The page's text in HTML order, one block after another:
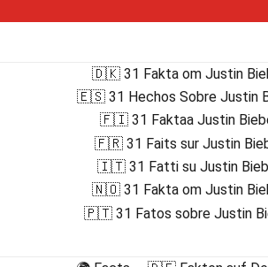
🇩🇰 31 Fakta om Justin
🇪🇸 31 Hechos Sobre Justin
🇫🇮 31 Faktaa Justin
🇫🇷 31 Faits sur Justin
🇮🇹 31 Fatti su Justin
🇳🇴 31 Fakta om Justin
🇵🇹 31 Fatos sobre Justin